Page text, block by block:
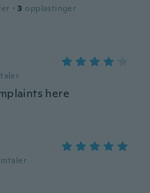
· 3 opplastinger
here